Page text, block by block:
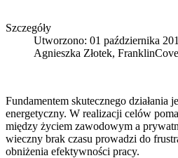
Szczegóły
Utworzono: 01 października
Agnieszka Złotek,
Fundamentem skutecznego działania
energetyczny. W realizacji celów
między życiem zawodowym a
wieczny brak czasu prowadzi do
obniżenia efektywności pracy.